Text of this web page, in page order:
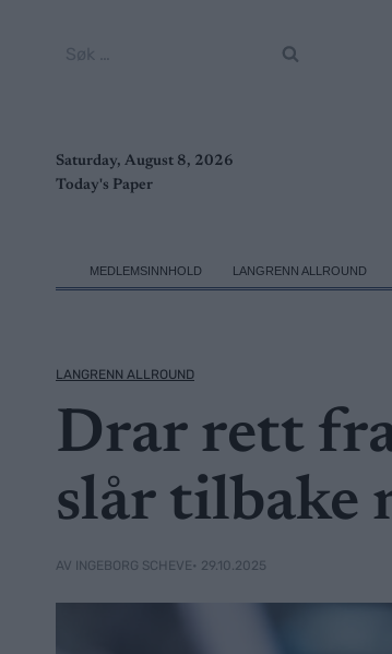
Saturday, August 8, 2026
Today's Paper
MEDLEMSINNHOLD LANGRENN ALLROUND
LANGRENN ALLROUND
Drar rett
slår tilbake
AV INGEBORG SCHEVE• 29.10.2025